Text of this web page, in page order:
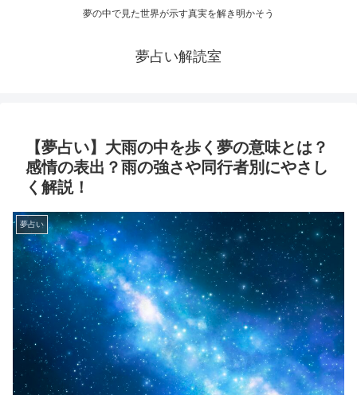
夢の中で見た世界が示す真実を解き明かそう
夢占い解読室
【夢占い】大雨の中を歩く夢の意味とは？
感情の表出？雨の強さや同行者別にやさし
く解説！
夢占い